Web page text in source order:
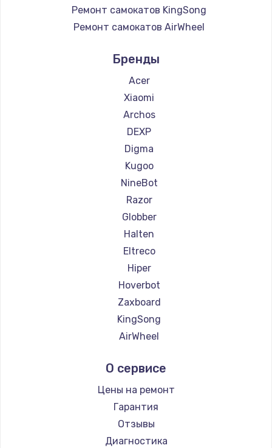
Ремонт самокатов KingSong
Ремонт самокатов AirWheel
Ремонт самокатов Hunter
Ремонт самокатов Shorner
Ремонт самокатов Joyor
Ремонт самокатов Minimotors
Ремонт самокатов Bork
Ремонт самокатов Segway
Ремонт самокатов KIRIN
Бренды
Acer
Xiaomi
Archos
DEXP
Digma
Kugoo
NineBot
Razor
Globber
Halten
Eltreco
Hiper
Hoverbot
Zaxboard
KingSong
AirWheel
Hunter
Shorner
Joyor
Minimotors
Bork
О сервисе
Цены на ремонт
Гарантия
Отзывы
Диагностика